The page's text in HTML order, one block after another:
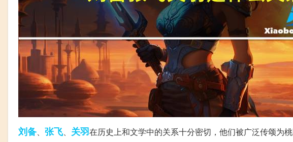
刘备、 张飞、 关羽在历史上和文学中的关系十分密切，他们被广泛传颂为